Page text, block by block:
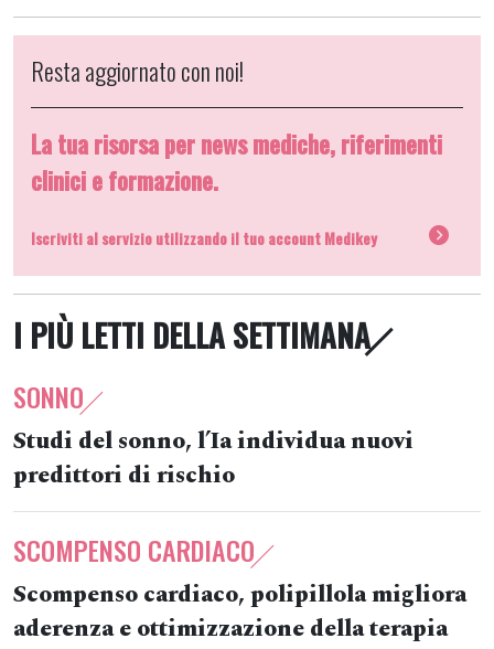
Resta aggiornato con noi!
La tua risorsa per news mediche, riferimenti
clinici e formazione.
Iscriviti al servizio utilizzando il tuo account Medikey
I PIÙ LETTI DELLA SETTIMANA
SONNO
Studi del sonno, l’Ia individua nuovi
predittori di rischio
SCOMPENSO CARDIACO
Scompenso cardiaco, polipillola migliora
aderenza e ottimizzazione della terapia